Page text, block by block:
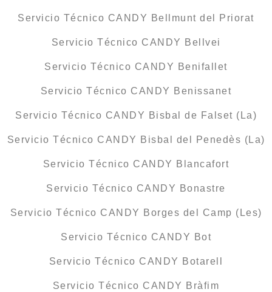
Servicio Técnico CANDY Bellmunt del Priorat
Servicio Técnico CANDY Bellvei
Servicio Técnico CANDY Benifallet
Servicio Técnico CANDY Benissanet
Servicio Técnico CANDY Bisbal de Falset (La)
Servicio Técnico CANDY Bisbal del Penedès (La)
Servicio Técnico CANDY Blancafort
Servicio Técnico CANDY Bonastre
Servicio Técnico CANDY Borges del Camp (Les)
Servicio Técnico CANDY Bot
Servicio Técnico CANDY Botarell
Servicio Técnico CANDY Bràfim